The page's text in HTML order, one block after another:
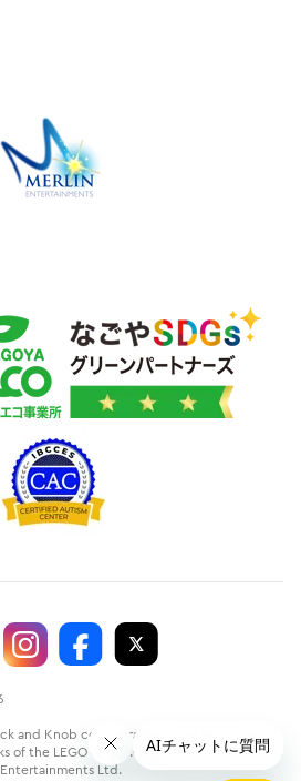
and Knob configurations, the Minifigure
of the LEGO Group.©2026 The LEGO Group.
Entertainments Ltd.